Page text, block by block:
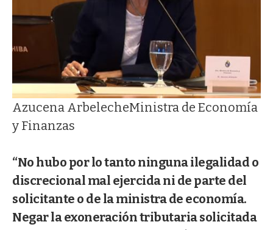
Azucena ArbelecheMinistra de Economía
y Finanzas
“No hubo por lo tanto ninguna ilegalidad o
discrecional mal ejercida ni de parte del
solicitante o de la ministra de economía.
Negar la exoneración tributaria solicitada